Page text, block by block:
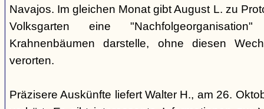
Navajos. Im gleichen Monat gibt August L. zu
Volksgarten eine
Krahnenbäumen darstelle, ohne diesen
verorten.
Präzisere Auskünfte liefert Walter H., am 26.